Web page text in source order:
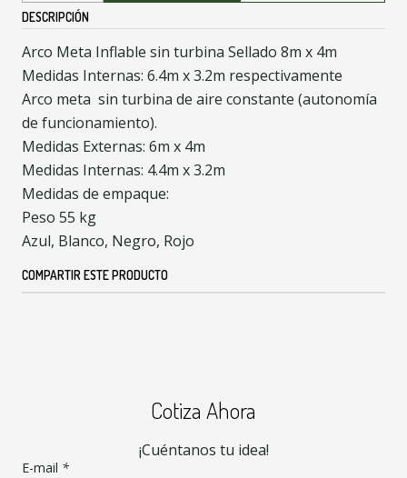
DESCRIPCIÓN
Arco Meta Inflable sin turbina Sellado 8m x 4m
Medidas Internas: 6.4m x 3.2m respectivamente
Arco meta sin turbina de aire constante (autonomía
de funcionamiento).
Medidas Externas: 6m x 4m
Medidas Internas: 4.4m x 3.2m
Medidas de empaque:
Peso 55 kg
Azul, Blanco, Negro, Rojo
COMPARTIR ESTE PRODUCTO
Cotiza Ahora
¡Cuéntanos tu idea!
E-mail *